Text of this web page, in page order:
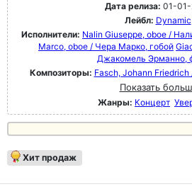
Дата релиза: 01-01-
Лейбл: Dynamic
Исполнители: Nalin Giuseppe, oboe /
Marco, oboe / Чера Марко, гобой
Джакомель Эрманно,
Композиторы: Fasch, Johann
Показать
Жанры: Концерт
Хит продаж